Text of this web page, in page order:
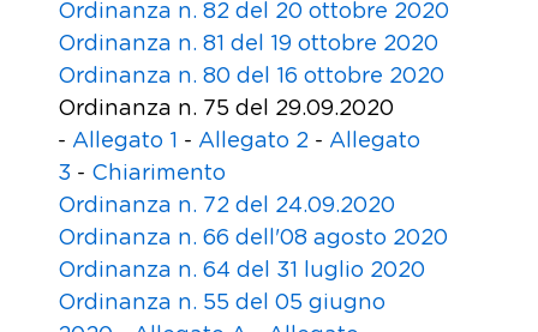
Ordinanza n. 82 del 20 ottobre 2020
Ordinanza n. 81 del 19 ottobre 2020
Ordinanza n. 80 del 16 ottobre 2020
Ordinanza n. 75 del 29.09.2020
- Allegato 1 - Allegato 2 - Allegato
3 - Chiarimento
Ordinanza n. 72 del 24.09.2020
Ordinanza n. 66 dell'08 agosto 2020
Ordinanza n. 64 del 31 luglio 2020
Ordinanza n. 55 del 05 giugno